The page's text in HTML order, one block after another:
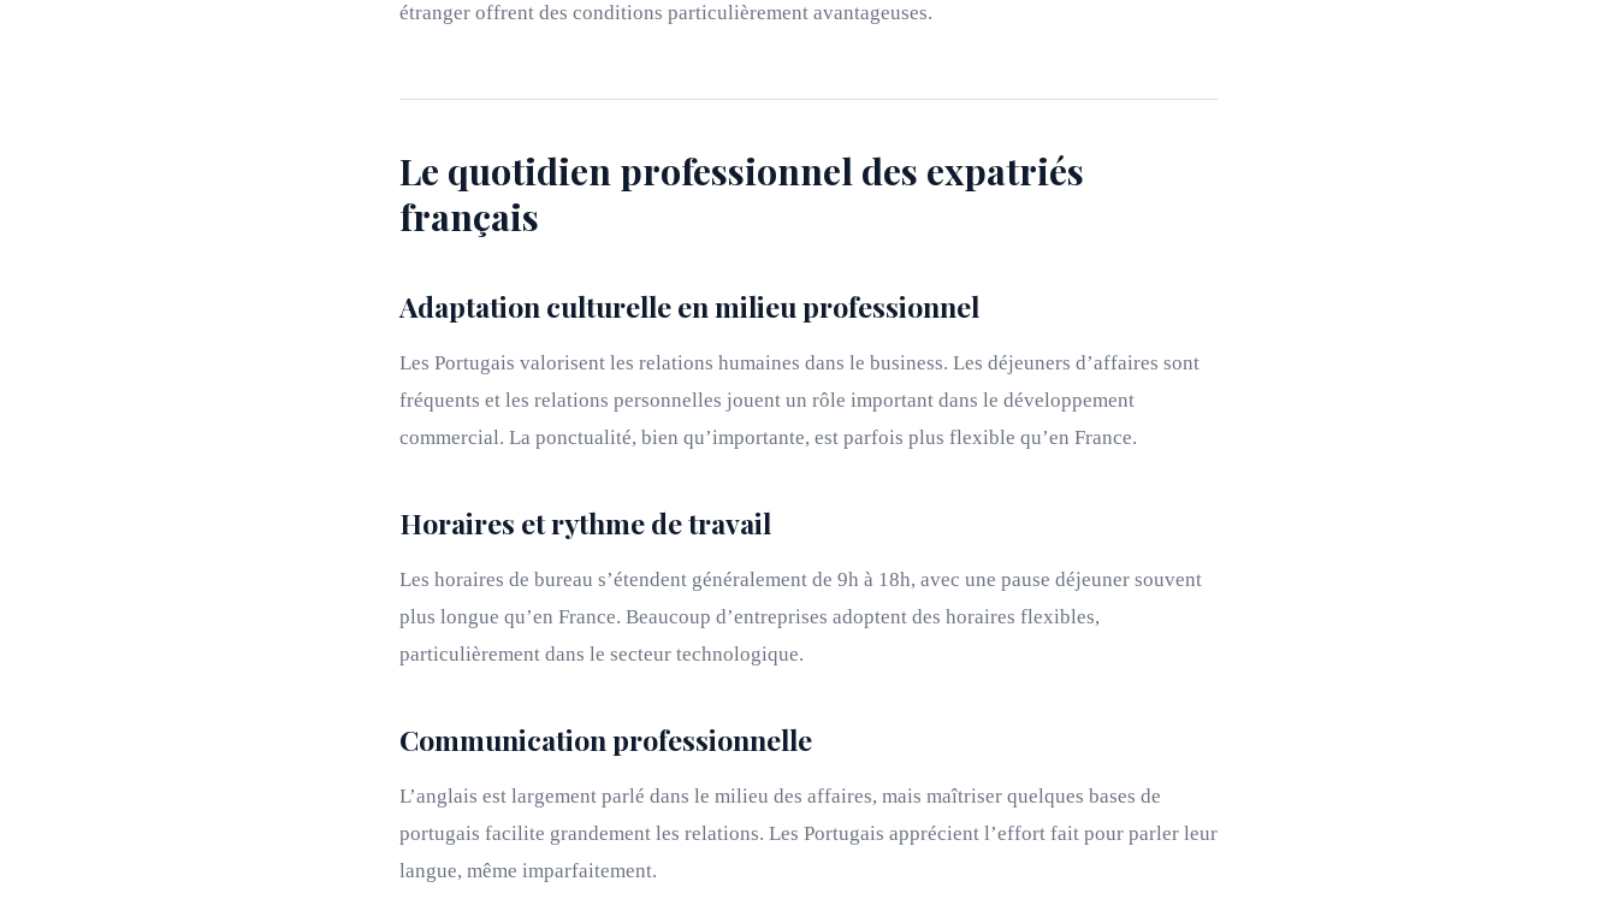
étranger offrent des conditions particulièrement avantageuses.
Le quotidien professionnel des expatriés
français
Adaptation culturelle en milieu professionnel
Les Portugais valorisent les relations humaines dans le business. Les déjeuners d’affaires sont
fréquents et les relations personnelles jouent un rôle important dans le développement
commercial. La ponctualité, bien qu’importante, est parfois plus flexible qu’en France.
Horaires et rythme de travail
Les horaires de bureau s’étendent généralement de 9h à 18h, avec une pause déjeuner souvent
plus longue qu’en France. Beaucoup d’entreprises adoptent des horaires flexibles,
particulièrement dans le secteur technologique.
Communication professionnelle
L’anglais est largement parlé dans le milieu des affaires, mais maîtriser quelques bases de
portugais facilite grandement les relations. Les Portugais apprécient l’effort fait pour parler leur
langue, même imparfaitement.